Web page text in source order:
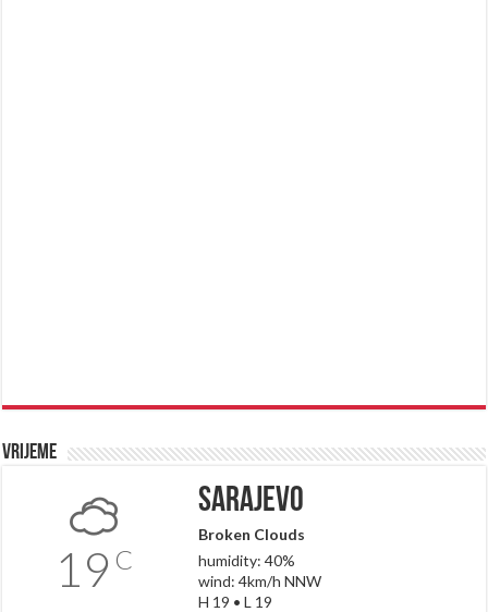
Vrijeme
19 C
Sarajevo
Broken Clouds
humidity: 40%
wind: 4km/h NNW
H 19 • L 19